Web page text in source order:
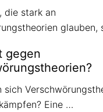
die stark an
gegen
sich
Eine …